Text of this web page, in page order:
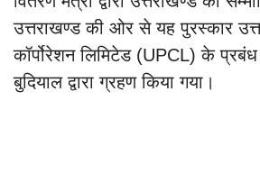
उत्तराखण्ड की ओर से यह पुरस्कार
कॉर्पोरेशन लिमिटेड (UPCL) के
बुदियाल द्वारा ग्रहण किया गया।